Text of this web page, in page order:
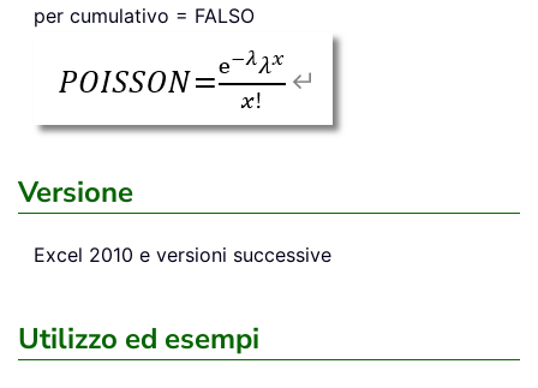
per cumulativo = FALSO
Versione
Excel 2010 e versioni successive
Utilizzo ed esempi